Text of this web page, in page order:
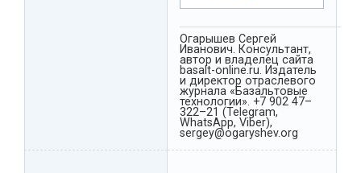
Огарышев Сергей
Иванович. Консультант,
автор и владелец сайта
basalt-online.ru. Издатель
и директор отраслевого
журнала «Базальтовые
технологии». +7 902 47–
322–21 (Telegram,
WhatsApp, Viber),
sergey@ogaryshev.org